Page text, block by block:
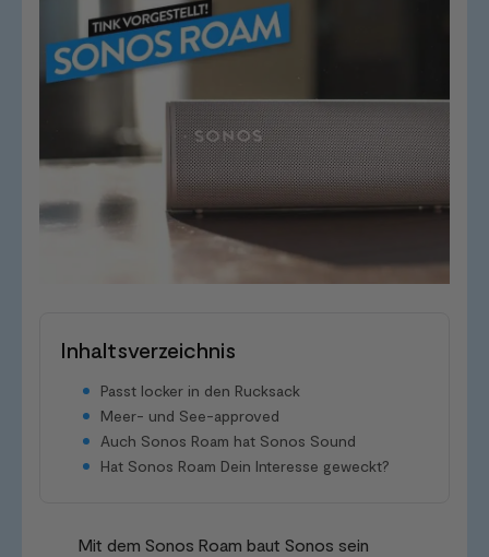
Inhaltsverzeichnis
Passt locker in den Rucksack
Meer- und See-approved
Auch Sonos Roam hat Sonos Sound
Hat Sonos Roam Dein Interesse geweckt?
Mit dem Sonos Roam baut Sonos sein